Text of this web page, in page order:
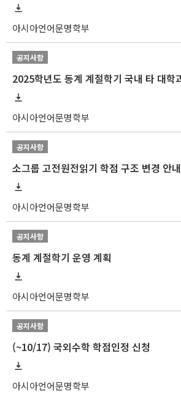
아시아언어문명학부
공지사항
아시아언어문명학부
공지사항
소그룹 고전원전읽기 학점 구조 변경 안내
아시아언어문명학부
공지사항
동계 계절학기 운영 계획
아시아언어문명학부
공지사항
(~10/17) 국외수학 학점인정 신청
아시아언어문명학부